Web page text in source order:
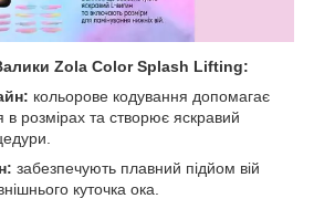
Zola Color Splash Lifting:
кольорове кодування допомагає
в розмірах та створює яскравий
забезпечують плавний підйом вій
куточка ока.